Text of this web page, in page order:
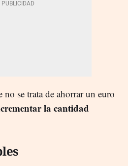
se trata de ahorrar un euro
la cantidad